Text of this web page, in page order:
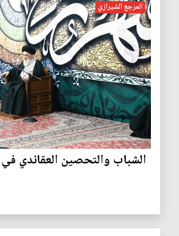
المرجع الشيرازي
الشباب والتحصين العقائدي في